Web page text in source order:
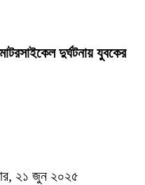
দুর্ঘটনায় যুবকের
২১ জুন ২০২৫